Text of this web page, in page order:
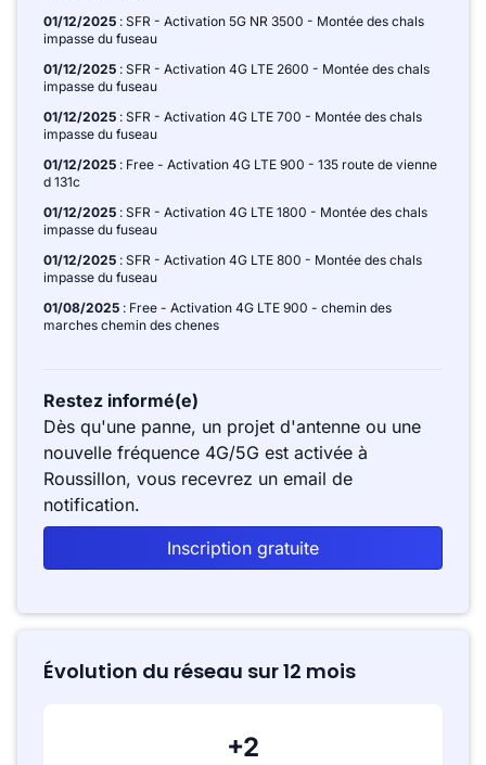
01/12/2025 : SFR - Activation 5G NR 3500 - Montée des chals
impasse du fuseau
01/12/2025 : SFR - Activation 4G LTE 2600 - Montée des chals
impasse du fuseau
01/12/2025 : SFR - Activation 4G LTE 700 - Montée des chals
impasse du fuseau
01/12/2025 : Free - Activation 4G LTE 900 - 135 route de vienne
d 131c
01/12/2025 : SFR - Activation 4G LTE 1800 - Montée des chals
impasse du fuseau
01/12/2025 : SFR - Activation 4G LTE 800 - Montée des chals
impasse du fuseau
01/08/2025 : Free - Activation 4G LTE 900 - chemin des
marches chemin des chenes
Restez informé(e)
Dès qu'une panne, un projet d'antenne ou une
nouvelle fréquence 4G/5G est activée à
Roussillon, vous recevrez un email de
notification.
Inscription gratuite
Évolution du réseau sur 12 mois
+2